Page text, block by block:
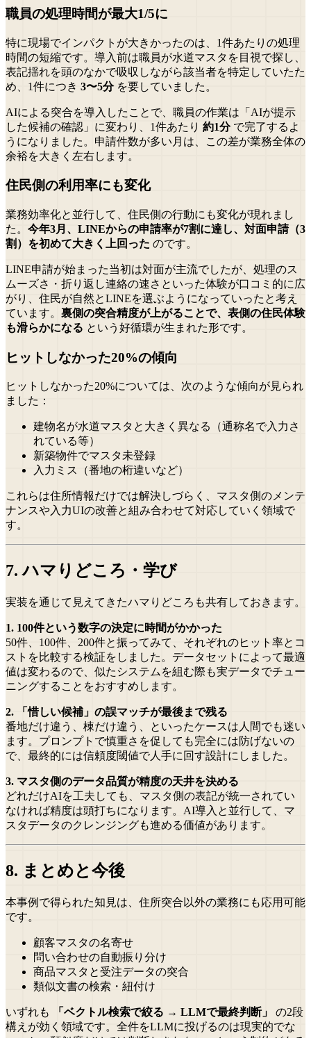
職員の処理時間が最大1/5に
特に現場でインパクトが大きかったのは、1件あたりの処理
時間の短縮です。導入前は職員が水道マスタを目視で探し、
表記揺れを頭のなかで吸収しながら該当者を特定していたた
め、1件につき 3〜5分を要していました。
AIによる突合を導入したことで、職員の作業は「AIが提示
した候補の確認」に変わり、1件あたり 約1分で完了するよ
うになりました。申請件数が多い月は、この差が業務全体の
余裕を大きく左右します。
住民側の利用率にも変化
業務効率化と並行して、住民側の行動にも変化が現れまし
た。 今年3月、LINEからの申請率が7割に達し、対面申請（3
割）を初めて大きく上回った のです。
LINE申請が始まった当初は対面が主流でしたが、処理のス
ムーズさ・折り返し連絡の速さといった体験が口コミ的に広
がり、住民が自然とLINEを選ぶようになっていったと考え
ています。 裏側の突合精度が上がることで、表側の住民体験
も滑らかになる という好循環が生まれた形です。
ヒットしなかった20%の傾向
ヒットしなかった20%については、次のような傾向が見られ
ました：
建物名が水道マスタと大きく異なる（通称名で入力さ
れている等）
新築物件でマスタ未登録
入力ミス（番地の桁違いなど）
これらは住所情報だけでは解決しづらく、マスタ側のメンテ
ナンスや入力UIの改善と組み合わせて対応していく領域で
す。
7. ハマりどころ・学び
実装を通じて見えてきたハマりどころも共有しておきます。
1. 100件という数字の決定に時間がかかった
50件、100件、200件と振ってみて、それぞれのヒット率とコ
ストを比較する検証をしました。データセットによって最適
値は変わるので、似たシステムを組む際も実データでチュー
ニングすることをおすすめします。
2. 「惜しい候補」の誤マッチが最後まで残る
番地だけ違う、棟だけ違う、といったケースは人間でも迷い
ます。プロンプトで慎重さを促しても完全には防げないの
で、最終的には信頼度閾値で人手に回す設計にしました。
3. マスタ側のデータ品質が精度の天井を決める
どれだけAIを工夫しても、マスタ側の表記が統一されてい
なければ精度は頭打ちになります。AI導入と並行して、マ
スタデータのクレンジングも進める価値があります。
8. まとめと今後
本事例で得られた知見は、住所突合以外の業務にも応用可能
です。
顧客マスタの名寄せ
問い合わせの自動振り分け
商品マスタと受注データの突合
類似文書の検索・紐付け
いずれも 「ベクトル検索で絞る → LLMで最終判断」
の2段
構えが効く領域です。全件をLLMに投げるのは現実的でな